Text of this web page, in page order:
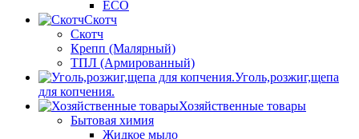
ECO
Скотч
Скотч
Крепп (Малярный)
ТПЛ (Армированный)
Уголь,розжиг,щепа
для копчения.
Хозяйственные товары
Бытовая химия
Жидкое мыло